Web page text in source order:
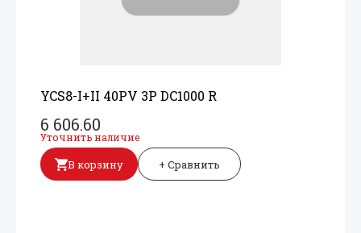
YCS8-I+II 40PV 3P DC1000 R
6 606.60
Уточнить наличие
В корзину + Сравнить